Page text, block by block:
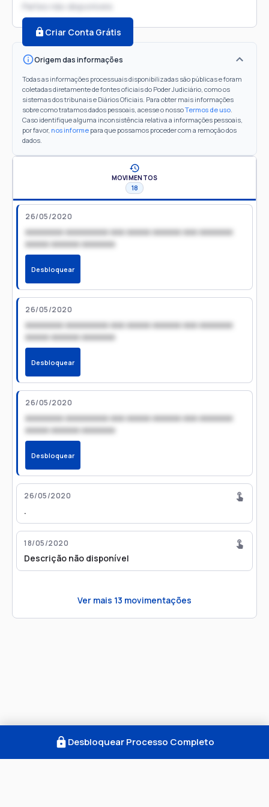
Partes não disponíveis
Criar Conta Grátis
Origem das informações
Todas as informações processuais disponibilizadas são públicas e foram
coletadas diretamente de fontes oficiais do Poder Judiciário, como os
sistemas dos tribunais e Diários Oficiais. Para obter mais informações
sobre como tratamos dados pessoais, acesse o nossoTermos de uso.
Caso identifique alguma inconsistência relativa a informações pessoais,
por favor, nos informe para que possamos proceder com a remoção dos
dados.
MOVIMENTOS
18
26/05/2020
xxxxxxxx xxxxxxxxx xxx xxxxx xxxxxx xxx xxxxxxx
xxxxx xxxxxx xxxxxxx
Desbloquear
26/05/2020
xxxxxxxx xxxxxxxxx xxx xxxxx xxxxxx xxx xxxxxxx
xxxxx xxxxxx xxxxxxx
Desbloquear
26/05/2020
xxxxxxxx xxxxxxxxx xxx xxxxx xxxxxx xxx xxxxxxx
xxxxx xxxxxx xxxxxxx
Desbloquear
26/05/2020
.
18/05/2020
Descrição não disponível
Ver mais 13 movimentações
Desbloquear Processo Completo